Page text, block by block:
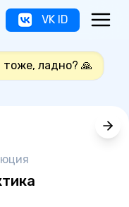
VK ID
тоже, ладно? 🙏